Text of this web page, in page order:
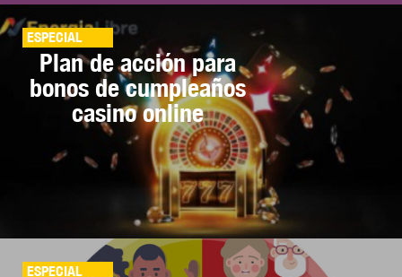
ESPECIAL
Plan de acción para
bonos de cumpleaños
casino online
ESPECIAL